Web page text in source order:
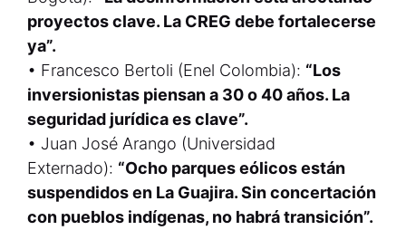
proyectos clave. La CREG debe fortalecerse
ya”.
• Francesco Bertoli (Enel Colombia): “Los
inversionistas piensan a 30 o 40 años. La
seguridad jurídica es clave”.
• Juan José Arango (Universidad
Externado): “Ocho parques eólicos están
suspendidos en La Guajira. Sin concertación
con pueblos indígenas, no habrá transición”.